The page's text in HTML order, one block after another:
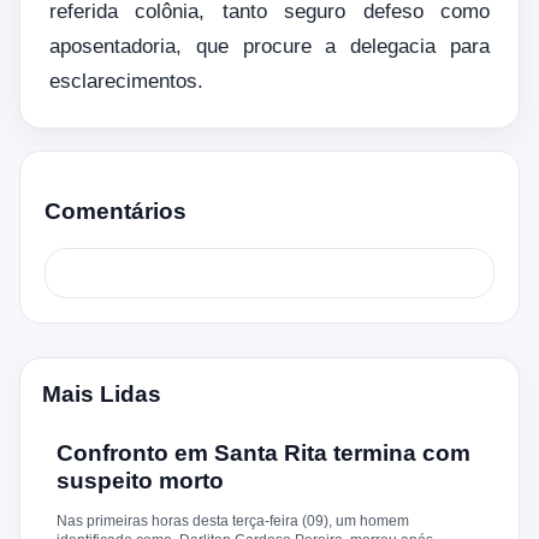
referida colônia, tanto seguro defeso como
aposentadoria, que procure a delegacia para
esclarecimentos.
Comentários
Mais Lidas
Confronto em Santa Rita termina com
suspeito morto
Nas primeiras horas desta terça-feira (09), um homem